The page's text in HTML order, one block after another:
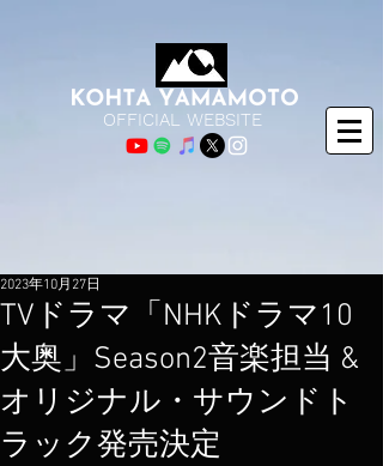
OFFICIAL WEBSITE
TVドラマ「NHKドラマ10
大奥」Season2音楽担当 &​
オリジナル・サウンドト
ラック発売決定
2023年10月27日